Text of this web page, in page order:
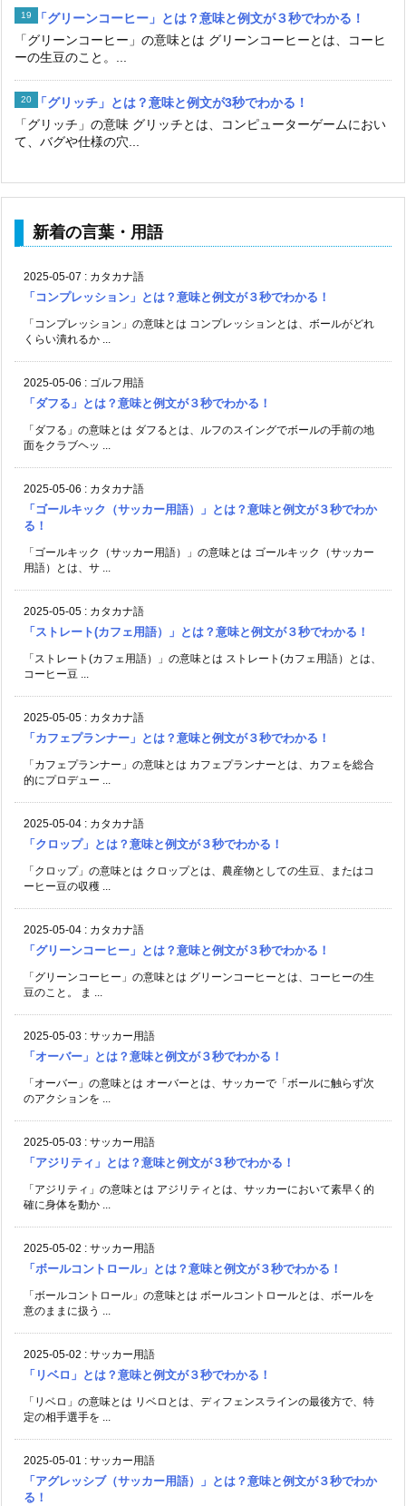
「グリーンコーヒー」とは？意味と例文が３秒でわかる！
「グリーンコーヒー」の意味とは グリーンコーヒーとは、コーヒ
ーの生豆のこと。...
「グリッチ」とは？意味と例文が3秒でわかる！
「グリッチ」の意味 グリッチとは、コンピューターゲームにおい
て、バグや仕様の穴...
新着の言葉・用語
2025-05-07 : カタカナ語
「コンプレッション」とは？意味と例文が３秒でわかる！
「コンプレッション」の意味とは コンプレッションとは、ボールがどれ
くらい潰れるか ...
2025-05-06 : ゴルフ用語
「ダフる」とは？意味と例文が３秒でわかる！
「ダフる」の意味とは ダフるとは、ルフのスイングでボールの手前の地
面をクラブヘッ ...
2025-05-06 : カタカナ語
「ゴールキック（サッカー用語）」とは？意味と例文が３秒でわか
る！
「ゴールキック（サッカー用語）」の意味とは ゴールキック（サッカー
用語）とは、サ ...
2025-05-05 : カタカナ語
「ストレート(カフェ用語）」とは？意味と例文が３秒でわかる！
「ストレート(カフェ用語）」の意味とは ストレート(カフェ用語）とは、
コーヒー豆 ...
2025-05-05 : カタカナ語
「カフェプランナー」とは？意味と例文が３秒でわかる！
「カフェプランナー」の意味とは カフェプランナーとは、カフェを総合
的にプロデュー ...
2025-05-04 : カタカナ語
「クロップ」とは？意味と例文が３秒でわかる！
「クロップ」の意味とは クロップとは、農産物としての生豆、またはコ
ーヒー豆の収穫 ...
2025-05-04 : カタカナ語
「グリーンコーヒー」とは？意味と例文が３秒でわかる！
「グリーンコーヒー」の意味とは グリーンコーヒーとは、コーヒーの生
豆のこと。 ま ...
2025-05-03 : サッカー用語
「オーバー」とは？意味と例文が３秒でわかる！
「オーバー」の意味とは オーバーとは、サッカーで「ボールに触らず次
のアクションを ...
2025-05-03 : サッカー用語
「アジリティ」とは？意味と例文が３秒でわかる！
「アジリティ」の意味とは アジリティとは、サッカーにおいて素早く的
確に身体を動か ...
2025-05-02 : サッカー用語
「ボールコントロール」とは？意味と例文が３秒でわかる！
「ボールコントロール」の意味とは ボールコントロールとは、ボールを
意のままに扱う ...
2025-05-02 : サッカー用語
「リベロ」とは？意味と例文が３秒でわかる！
「リベロ」の意味とは リベロとは、ディフェンスラインの最後方で、特
定の相手選手を ...
2025-05-01 : サッカー用語
「アグレッシブ（サッカー用語）」とは？意味と例文が３秒でわか
る！